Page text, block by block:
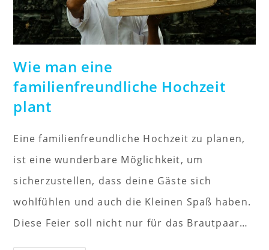
Wie man eine
familienfreundliche Hochzeit
plant
Eine familienfreundliche Hochzeit zu planen,
ist eine wunderbare Möglichkeit, um
sicherzustellen, dass deine Gäste sich
wohlfühlen und auch die Kleinen Spaß haben.
Diese Feier soll nicht nur für das Brautpaar…